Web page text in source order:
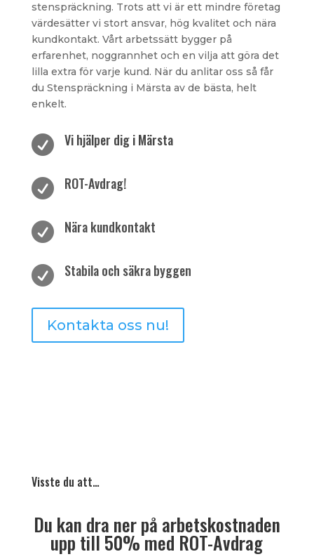
stenspräckning. Trots att vi är ett mindre företag
värdesätter vi stort ansvar, hög kvalitet och nära
kundkontakt. Vårt arbetssätt bygger på
erfarenhet, noggrannhet och en vilja att göra det
lilla extra för varje kund. När du anlitar oss så får
du Stenspräckning i Märsta av de bästa, helt
enkelt.
 Vi hjälper dig i Märsta
 ROT-Avdrag!
 Nära kundkontakt
 Stabila och säkra byggen
Kontakta oss nu!
Visste du att…
Du kan dra ner på arbetskostnaden
upp till 50% med ROT-Avdrag